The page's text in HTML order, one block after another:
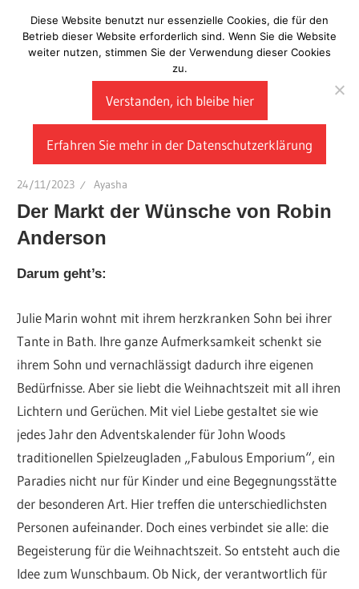
Inhalt
springen
Laberladen
24/11/2023 Ayasha
Der Markt der Wünsche von Robin
Anderson
Darum geht’s:
Julie Marin wohnt mit ihrem herzkranken Sohn bei ihrer
Tante in Bath. Ihre ganze Aufmerksamkeit schenkt sie
ihrem Sohn und vernachlässigt dadurch ihre eigenen
Bedürfnisse. Aber sie liebt die Weihnachtszeit mit all ihren
Lichtern und Gerüchen. Mit viel Liebe gestaltet sie wie
jedes Jahr den Adventskalender für John Woods
traditionellen Spielzeugladen „Fabulous Emporium“, ein
Paradies nicht nur für Kinder und eine Begegnungsstätte
der besonderen Art. Hier treffen die unterschiedlichsten
Personen aufeinander. Doch eines verbindet sie alle: die
Begeisterung für die Weihnachtszeit. So entsteht auch die
Idee zum Wunschbaum. Ob Nick, der verantwortlich für
Diese Website benutzt nur essenzielle Cookies, die für den
Betrieb dieser Website erforderlich sind. Wenn Sie die Website
weiter nutzen, stimmen Sie der Verwendung dieser Cookies
zu.
Verstanden, ich bleibe hier
Erfahren Sie mehr in der Datenschutzerklärung